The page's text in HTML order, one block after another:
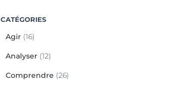
CATÉGORIES
Agir(16)
Analyser(12)
Comprendre (26)